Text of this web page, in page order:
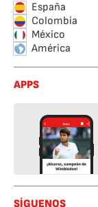
España
Colombia
México
América
APPS
SÍGUENOS